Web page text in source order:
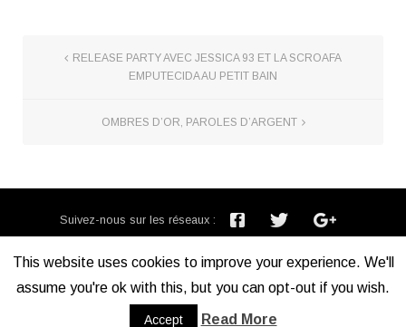
RELEASE PARTY AVEC JESSICA 93 ET LA SCROAFA
EMPUTECIDA AU PETIT BAIN
OMBRES D’OR, PAROLES D’ARGENT
Suivez-nous sur les réseaux :
Mentions légales
This website uses cookies to improve your experience. We'll
assume you're ok with this, but you can opt-out if you wish.
Accept Read More